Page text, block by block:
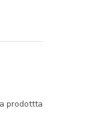
prodottta